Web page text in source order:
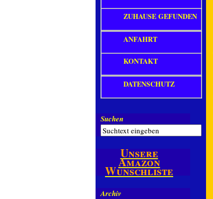
ZUHAUSE GEFUNDEN
ANFAHRT
KONTAKT
DATENSCHUTZ
Suchen
Unsere
Amazon
Wunschliste
Archiv